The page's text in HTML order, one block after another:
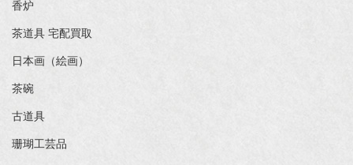
香炉
茶道具 宅配買取
日本画（絵画）
茶碗
古道具
珊瑚工芸品